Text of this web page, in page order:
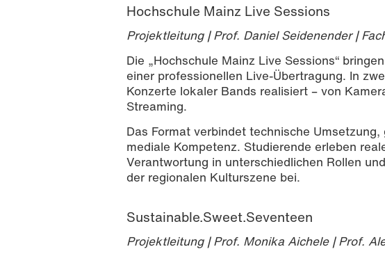
Hochschule Mainz Live Sessions
Projektleitung | Prof. Daniel Seidenender |
Die „Hochschule Mainz Live Sessions“
einer professionellen Live-Übertragung. In
Konzerte lokaler Bands realisiert – von
Streaming.
Das Format verbindet technische
mediale Kompetenz. Studierende erleben
Verantwortung in unterschiedlichen Rollen
der regionalen Kulturszene bei.
Sustainable.Sweet.Seventeen
Projektleitung | Prof. Monika Aichele | Prof.